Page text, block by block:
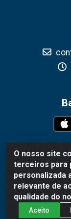
O nosso site
terceiros para
personalizada
relevante de
qualidade do
Aceito
WR
Grogotó -